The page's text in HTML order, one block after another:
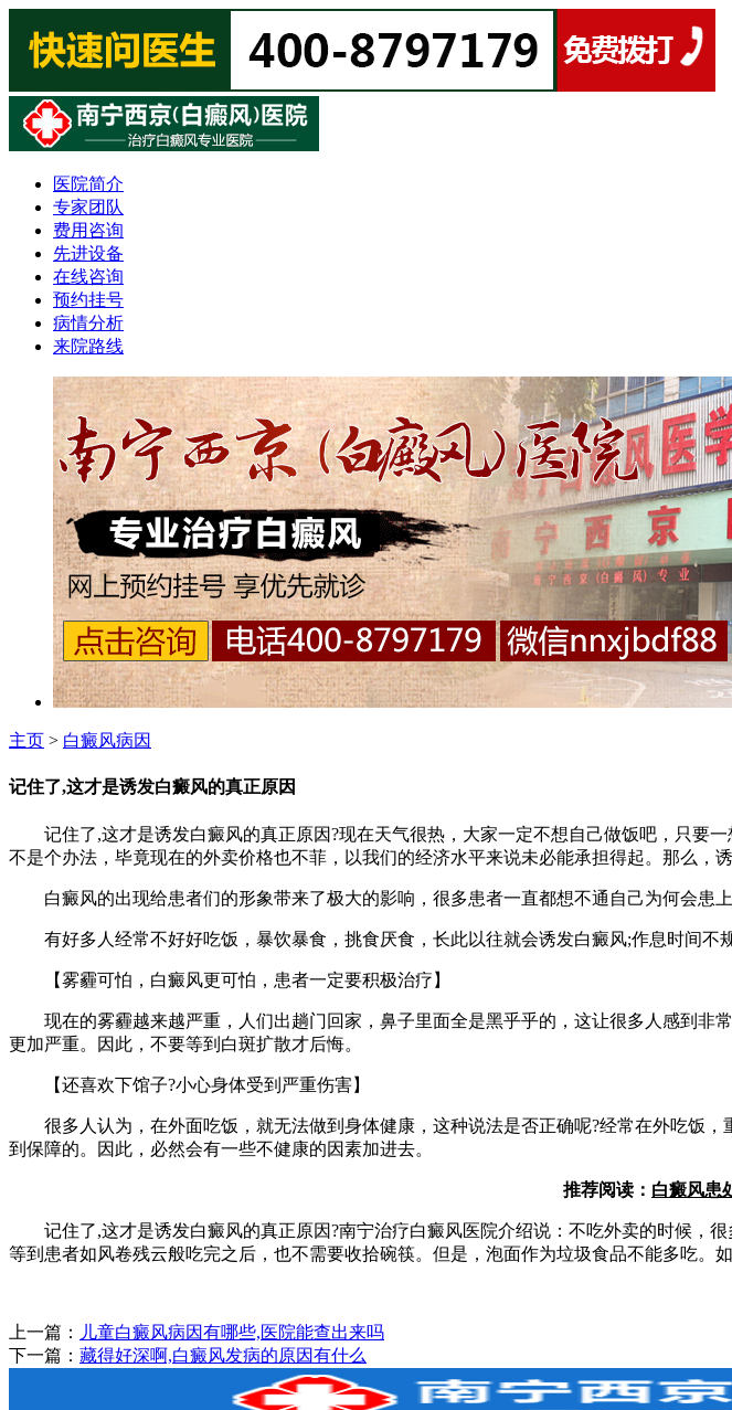
医院简介
专家团队
费用咨询
先进设备
在线咨询
预约挂号
病情分析
来院路线
主页 > 白癜风病因
记住了,这才是诱发白癜风的真正原因
记住了,这才是诱发白癜风的真正原因?现在天气很热，大家一定不想自己做饭吧，只要
不是个办法，毕竟现在的外卖价格也不菲，以我们的经济水平来说未必能承担得起。那么，
白癜风的出现给患者们的形象带来了极大的影响，很多患者一直都想不通自己为何会患上
有好多人经常不好好吃饭，暴饮暴食，挑食厌食，长此以往就会诱发白癜风;作息时间不
【雾霾可怕，白癜风更可怕，患者一定要积极治疗】
现在的雾霾越来越严重，人们出趟门回家，鼻子里面全是黑乎乎的，这让很多人感到非
更加严重。因此，不要等到白斑扩散才后悔。
【还喜欢下馆子?小心身体受到严重伤害】
很多人认为，在外面吃饭，就无法做到身体健康，这种说法是否正确呢?经常在外吃饭，
到保障的。因此，必然会有一些不健康的因素加进去。
推荐阅读： 白癜风患
记住了,这才是诱发白癜风的真正原因?南宁治疗白癜风医院介绍说：不吃外卖的时候，很
等到患者如风卷残云般吃完之后，也不需要收拾碗筷。但是，泡面作为垃圾食品不能多吃。
上一篇：
儿童白癜风病因有哪些,医院能查出来吗
下一篇： 藏得好深啊,白癜风发病的原因有什么